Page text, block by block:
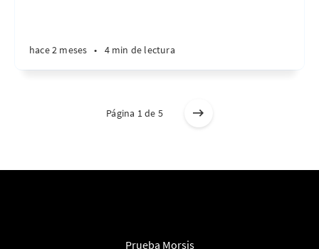
hace 2 meses • 4 min de lectura
Página 1 de 5
Prueba Morsis